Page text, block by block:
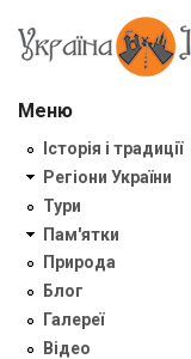
Меню
Історія і традиції
Регіони України
Тури
Пам'ятки
Природа
Блог
Галереї
Відео